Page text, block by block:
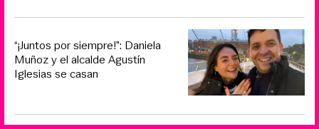
“¡Juntos por siempre!”: Daniela
Muñoz y el alcalde Agustín
Iglesias se casan